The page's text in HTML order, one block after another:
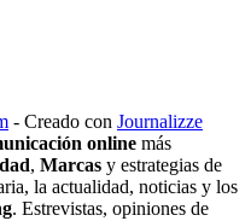
- Creado con Journalizze
online más
, Marcas y estrategias de
la actualidad, noticias y los
. Estrevistas, opiniones de